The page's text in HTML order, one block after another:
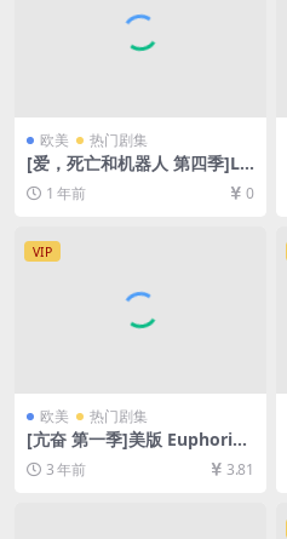
欧美 热门剧集
[爱，死亡和机器人 第四季]Lo
ve, Death & Robots Season
4 (2025)[百度网盘+夸克网盘1
线播放/下载][MP4/4.2GB][特
效中英字幕]
1 年前 0
VIP
欧美 热门剧集
[亢奋 第一季]美版 Euphoria
Season 1 (2019)[百度网盘
+夸克网盘1080P超清未删减
资源][网盘在线播放/下载][MP
3 年前 3.81